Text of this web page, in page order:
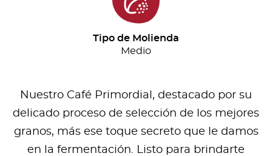
Tipo de Molienda
Medio
Nuestro Café Primordial, destacado por su
delicado proceso de selección de los mejores
granos, más ese toque secreto que le damos
en la fermentación. Listo para brindarte